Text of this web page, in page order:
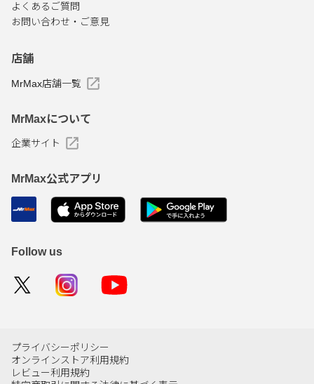
よくあるご質問
お問い合わせ・ご意見
店舗
MrMax店舗一覧
MrMaxについて
企業サイト
MrMax公式アプリ
Follow us
プライバシーポリシー
オンラインストア利用規約
レビュー利用規約